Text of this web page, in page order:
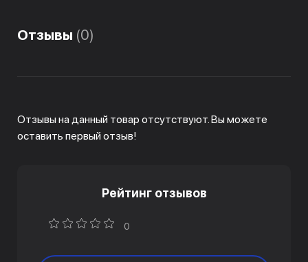
Отзывы (0)
Отзывы на данный товар отсутствуют. Вы можете
оставить первый отзыв!
Рейтинг отзывов
0